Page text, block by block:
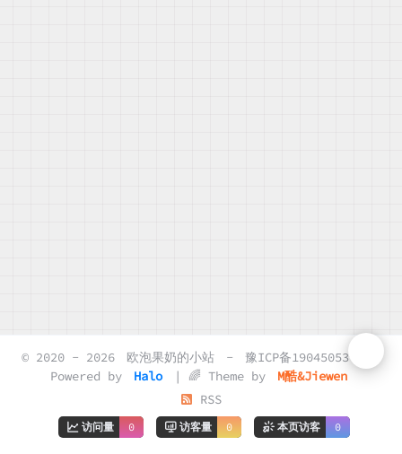
© 2020 - 2026 欧泡果奶的小站 -
豫ICP备19045053号-2
Powered by
Halo | 🌈 Theme by
M酷&Jiewen
RSS
访问量 0 访客量 0 本页访客 0